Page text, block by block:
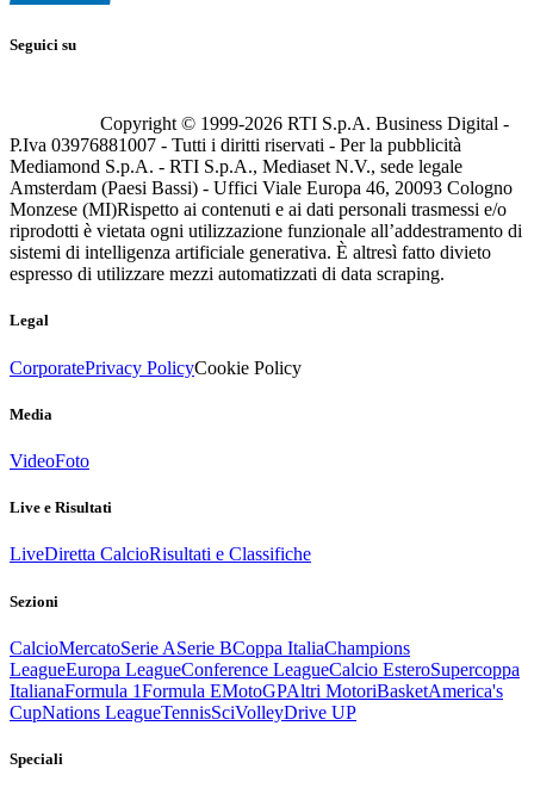
Seguici su
Copyright © 1999-2026 RTI S.p.A. Business Digital -
P.Iva 03976881007 - Tutti i diritti riservati - Per la pubblicità
Mediamond S.p.A. - RTI S.p.A., Mediaset N.V., sede legale
Amsterdam (Paesi Bassi) - Uffici Viale Europa 46, 20093 Cologno
Monzese (MI)Rispetto ai contenuti e ai dati personali trasmessi e/o
riprodotti è vietata ogni utilizzazione funzionale all’addestramento di
sistemi di intelligenza artificiale generativa. È altresì fatto divieto
espresso di utilizzare mezzi automatizzati di data scraping.
Legal
CorporatePrivacy PolicyCookie Policy
Media
VideoFoto
Live e Risultati
LiveDiretta CalcioRisultati e Classifiche
Sezioni
CalcioMercatoSerie ASerie BCoppa ItaliaChampions
LeagueEuropa LeagueConference LeagueCalcio EsteroSupercoppa
ItalianaFormula 1Formula EMotoGPAltri MotoriBasketAmerica's
CupNations LeagueTennisSciVolleyDrive UP
Speciali